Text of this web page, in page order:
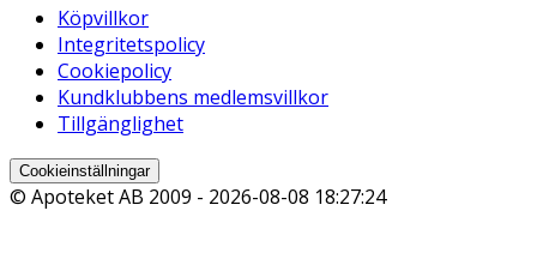
Köpvillkor
Integritetspolicy
Cookiepolicy
Kundklubbens medlemsvillkor
Tillgänglighet
Cookieinställningar
© Apoteket AB 2009 - 2026-08-08 18:27:24